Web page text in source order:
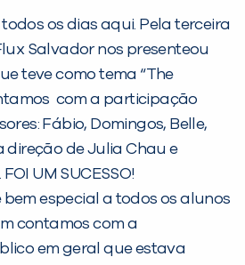
os dias aqui. Pela terceira
Salvador nos presenteou
teve como tema “The
com a participação
Fábio, Domingos, Belle,
direção de Julia Chau e
UM SUCESSO!
bem especial a todos os alunos
contamos com a
em geral que estava
DE MÉTODO
Desculpe!
nenhuma unidade
cidade ou bairro que
digitou.